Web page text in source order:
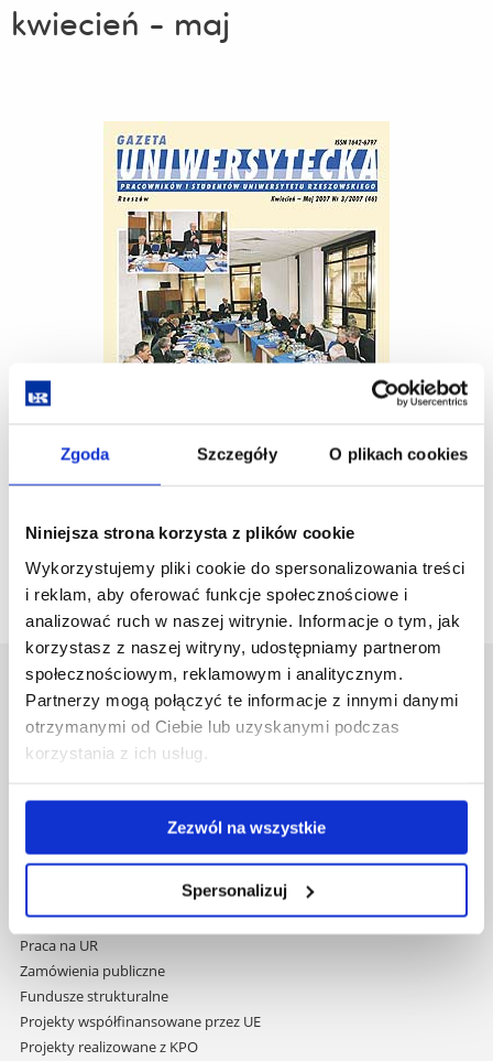
Zgoda Szczegóły O plikach cookies
Niniejsza strona korzysta z plików cookie
Wykorzystujemy pliki cookie do spersonalizowania treści
i reklam, aby oferować funkcje społecznościowe i
analizować ruch w naszej witrynie. Informacje o tym, jak
korzystasz z naszej witryny, udostępniamy partnerom
społecznościowym, reklamowym i analitycznym.
Partnerzy mogą połączyć te informacje z innymi danymi
otrzymanymi od Ciebie lub uzyskanymi podczas
korzystania z ich usług.
Zezwól na wszystkie
Spersonalizuj
kwiecień - maj
Czytaj Gazetę Uniwersytecką
Uniwersytet Rzeszowski
Al. Tadeusza Rejtana 16C
przejdź
treści
Wydawnictwo
Studia podyplomowe
Praca na UR
Zamówienia publiczne
Fundusze strukturalne
Projekty współfinansowane przez UE
Projekty realizowane z KPO